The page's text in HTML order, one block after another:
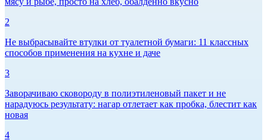
2
Не выбрасывайте втулки от туалетной бумаги: 11 классных
способов применения на кухне и даче
3
Заворачиваю сковороду в полиэтиленовый пакет и не
нарадуюсь результату: нагар отлетает как пробка, блестит как
новая
4